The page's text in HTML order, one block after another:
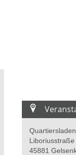
Liboriusstraße
45881